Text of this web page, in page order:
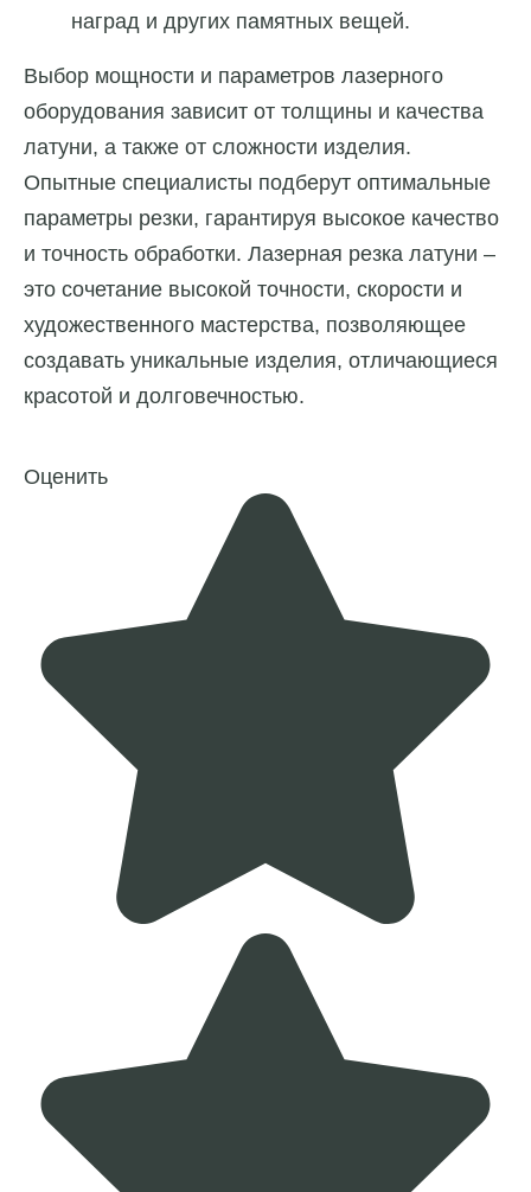
наград и других памятных вещей.
Выбор мощности и параметров лазерного
оборудования зависит от толщины и качества
латуни, а также от сложности изделия.
Опытные специалисты подберут оптимальные
параметры резки, гарантируя высокое качество
и точность обработки. Лазерная резка латуни –
это сочетание высокой точности, скорости и
художественного мастерства, позволяющее
создавать уникальные изделия, отличающиеся
красотой и долговечностью.
Оценить